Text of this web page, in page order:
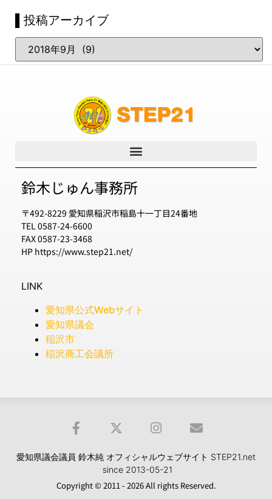
▌投稿アーカイブ
鈴木じゅん事務所
〒492-8229 愛知県稲沢市稲島十一丁目24番地
TEL 0587-24-6600
FAX 0587-23-3468
HP https://www.step21.net/
LINK
愛知県公式Webサイト
愛知県議会
稲沢市
稲沢商工会議所
愛知県議会議員 鈴木純 オフィシャルウェブサイト STEP21.net
since 2013-05-21
Copyright © 2011 - 2026 All rights Reserved.